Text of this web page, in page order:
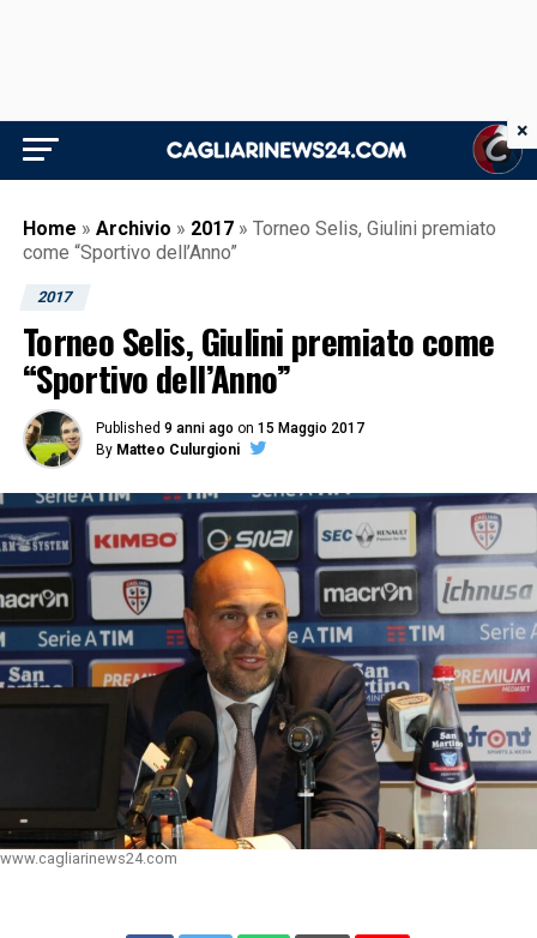
Home » Archivio » 2017 » Torneo Selis, Giulini premiato
come “Sportivo dell’Anno”
2017
Torneo Selis, Giulini premiato come
“Sportivo dell’Anno”
Published 9 anni ago on 15 Maggio 2017
By Matteo Culurgioni
www.cagliarinews24.com
×